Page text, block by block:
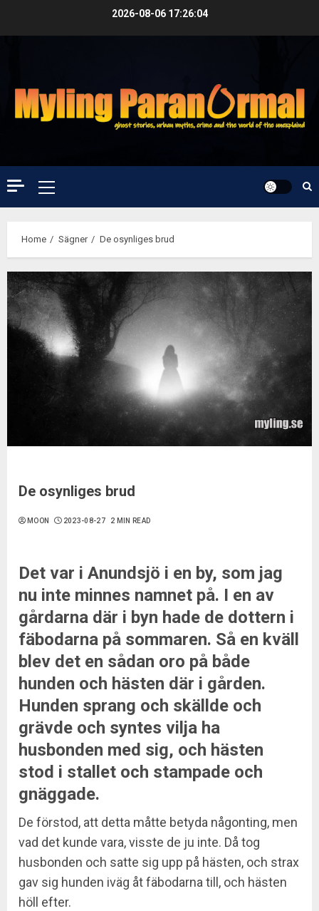
2026-08-06 17:26:04
Primary
Menu
Home Sägner De osynliges brud
De osynliges brud
MOON 2023-08-27 2 MIN READ
Det var i Anundsjö i en by, som jag
nu inte minnes namnet på. I en av
gårdarna där i byn hade de dottern i
fäbodarna på sommaren. Så en kväll
blev det en sådan oro på både
hunden och hästen där i gården.
Hunden sprang och skällde och
grävde och syntes vilja ha
husbonden med sig, och hästen
stod i stallet och stampade och
gnäggade.
De förstod, att detta måtte betyda någonting, men
vad det kunde vara, visste de ju inte. Då tog
husbonden och satte sig upp på hästen, och strax
gav sig hunden iväg åt fäbodarna till, och hästen
höll efter.